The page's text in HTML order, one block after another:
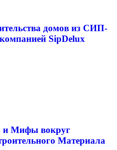
домов из СИП-
SipDelux
и Мифы вокруг
Материала